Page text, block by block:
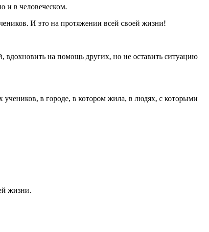
и в человеческом.
И это на протяжении всей своей жизни!
вдохновить на помощь других, но не оставить ситуацию
учеников, в городе, в котором жила, в людях, с которыми
жизни.